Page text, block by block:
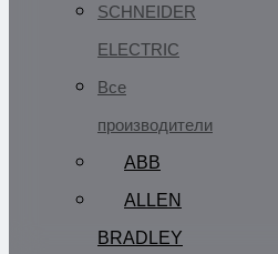
SCHNEIDER
ELECTRIC
Все
производители
ABB
ALLEN
BRADLEY